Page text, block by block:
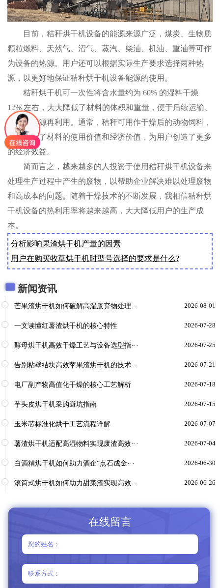
目前，秸秆烘干机设备的能源来源广泛，煤炭、生物质
颗粒燃料、天然气、沼气、蒸汽、柴油、机油、重油等可作
为设备的热源。用户还可以根据实际生产要求选择两种热
源，以更好地保证秸秆烘干机设备能源的使用。
秸秆烘干机可一次性将含水量约为 60% 的湿料干燥
12% 左右，大大降低了材料的体积和重量，便于后续运输、
储存和资源再利用。通常，秸秆可用作干燥后的动物饲料，
大大提高了材料的使用价值和经济价值，为用户创造了更多
的经济效益。
简而言之，越来越多的人投资于使用秸秆烘干机设备来
处理生产过程中产生的废物，以帮助企业解决难以处理废物
和高成本的问题。随着干燥技术的不断发展，我相信秸秆烘
干机设备的热利用率将越来越高，大大降低用户的生产成
本。
分析影响果渣烘干机产量的因素
用户在购买牧草烘干机时型号选择的要求是什么?
新闻资讯
芒果渣烘干机如何破解高湿废弃物处理··· 2026-08-01
一文读懂红薯渣烘干机的核心特性 2026-07-28
酵母烘干机高效干燥工艺与设备选型指··· 2026-07-25
告别粘壁结块高效苹果渣烘干机的技术··· 2026-07-21
电厂副产物高值化干燥的核心工艺解析 2026-07-18
芋头皮烘干机采购避坑指南 2026-07-15
玉米芯标准化烘干工艺流程详解 2026-07-07
薯渣烘干机适配高湿物料实现废渣高效··· 2026-07-04
白酒糟烘干机如何助力酒企“点石成金··· 2026-06-30
滚筒式烘干机如何助力甜菜渣实现高效··· 2026-06-26
在线留言